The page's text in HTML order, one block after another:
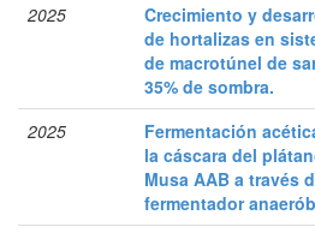
2025
Crecimiento y
de hortalizas en
de macrotúnel de
35% de sombra.
2025
Fermentación
la cáscara del
Musa AAB a través
fermentador